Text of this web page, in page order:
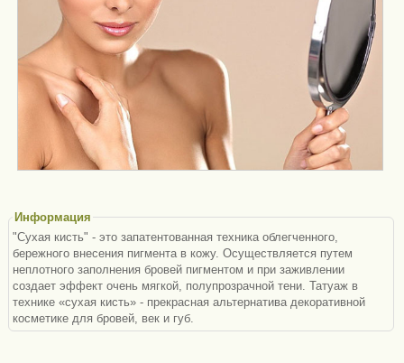
Информация
"Сухая кисть" - это запатентованная техника облегченного,
бережного внесения пигмента в кожу. Осуществляется путем
неплотного заполнения бровей пигментом и при заживлении
создает эффект очень мягкой, полупрозрачной тени. Татуаж в
технике «сухая кисть» - прекрасная альтернатива декоративной
косметике для бровей, век и губ.